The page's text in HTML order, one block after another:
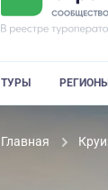
ТУРЫ РЕГИОНЫ
Главная